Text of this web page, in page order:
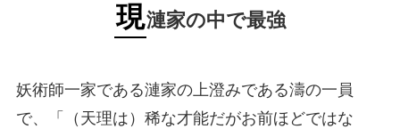
現漣家の中で最強
妖術師一家である漣家の上澄みである濤の一員
で、「（天理は）稀な才能だがお前ほどではな